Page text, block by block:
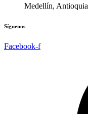
Medellín, Antioquia
Síguenos
Facebook-f